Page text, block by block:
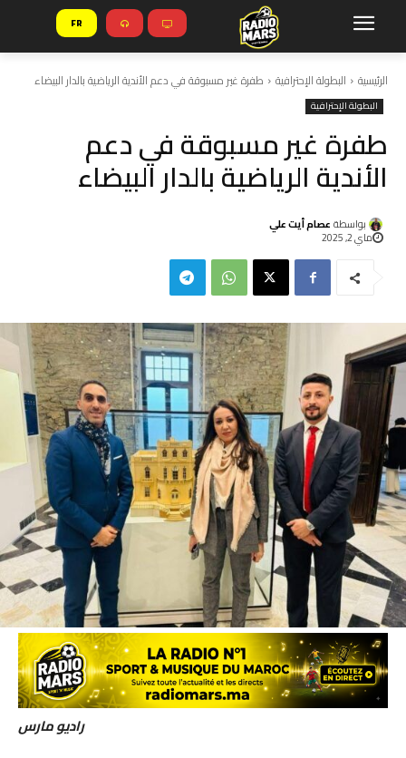
FR
الرئيسية البطولة الإحترافية طفرة غير مسبوقة في دعم الأندية الرياضية بالدار البيضاء
البطولة الإحترافية
طفرة غير مسبوقة في دعم
الأندية الرياضية بالدار البيضاء
بواسطة عصام أيت علي
ماي 2, 2025
راديو مارس